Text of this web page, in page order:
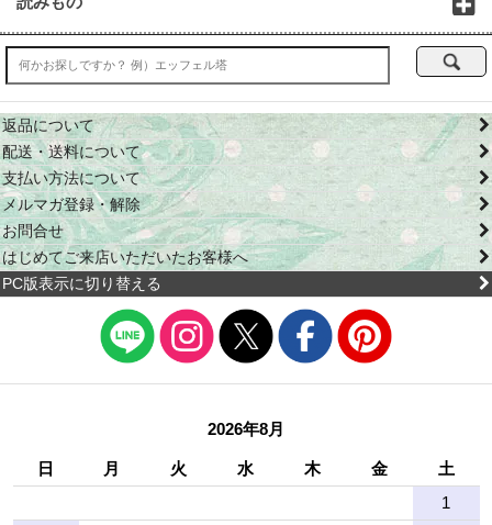
返品について
配送・送料について
支払い方法について
メルマガ登録・解除
お問合せ
はじめてご来店いただいたお客様へ
PC版表示に切り替える
2026年8月
日 月 火 水 木 金
土
1